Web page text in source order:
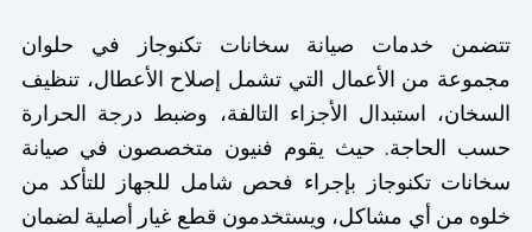
تتضمن خدمات صيانة سخانات تكنوجاز في حلوان
مجموعة من الأعمال التي تشمل إصلاح الأعطال، تنظيف
السخان، استبدال الأجزاء التالفة، وضبط درجة الحرارة
حسب الحاجة. حيث يقوم فنيون متخصصون في صيانة
سخانات تكنوجاز بإجراء فحص شامل للجهاز للتأكد من
خلوه من أي مشاكل، ويستخدمون قطع غيار أصلية لضمان